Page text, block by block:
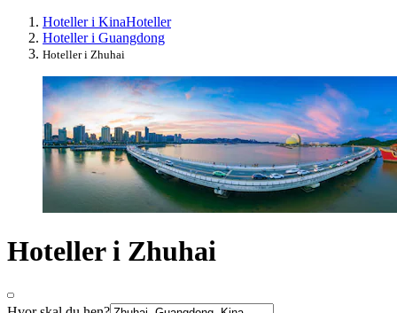
Hoteller i KinaHoteller
Hoteller i Guangdong
Hoteller i Zhuhai
Hoteller i Zhuhai